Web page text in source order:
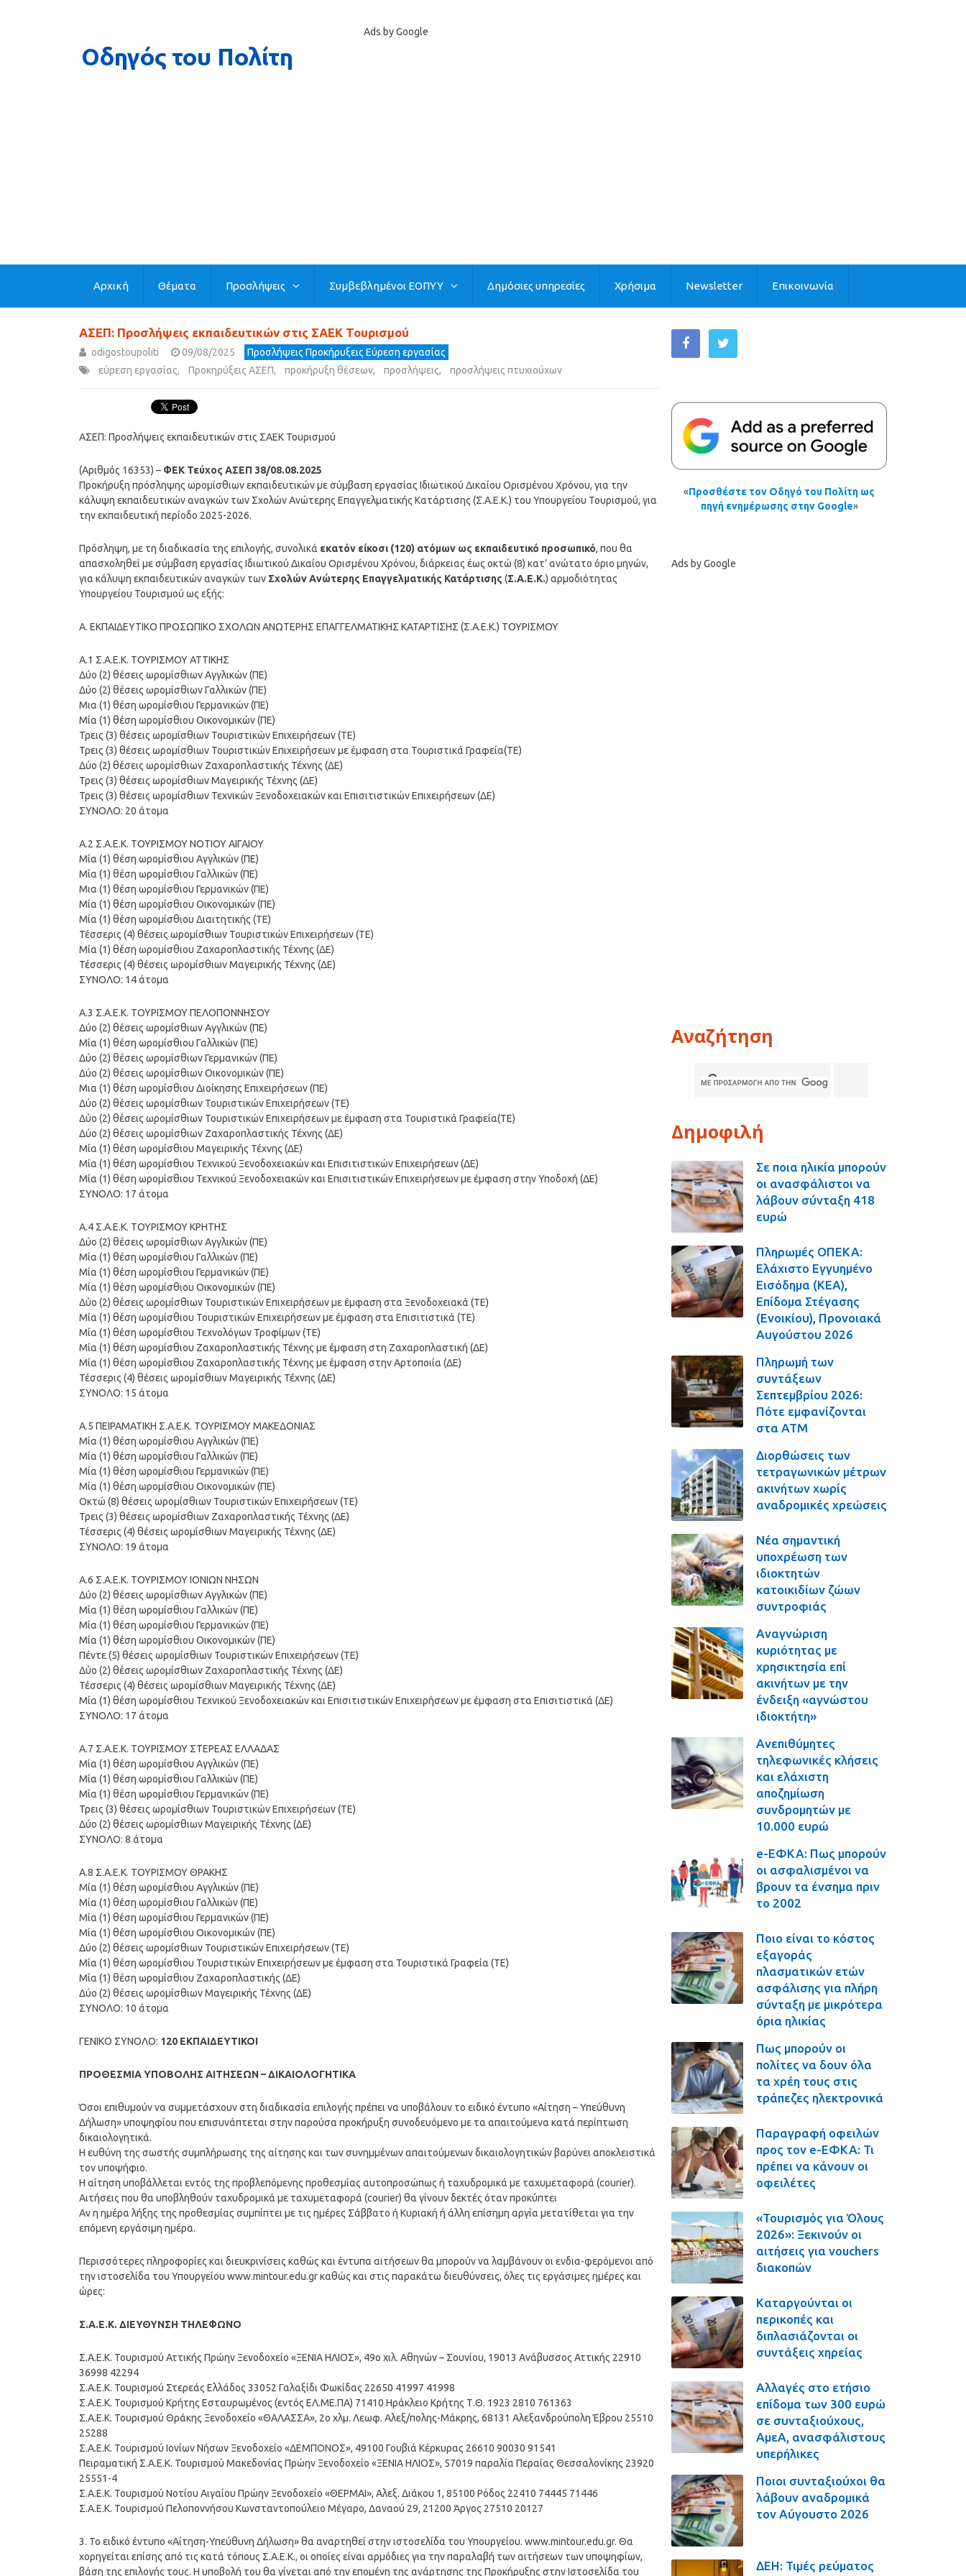
Ads by Google
Αρχική Θέματα Προσλήψεις Συμβεβλημένοι ΕΟΠΥΥ Δημόσιες υπηρεσίες Χρήσιμα Newsletter Επικοινωνία
ΑΣΕΠ: Προσλήψεις εκπαιδευτικών στις ΣΑΕΚ Τουρισμού
odigostoupoliti 09/08/2025
Προσλήψεις Προκήρυξεις Εύρεση εργασίας
εύρεση εργασίας, Προκηρύξεις ΑΣΕΠ, προκήρυξη θέσεων, προσλήψεις, προσλήψεις πτυχιούχων
ΑΣΕΠ: Προσλήψεις εκπαιδευτικών στις ΣΑΕΚ Τουρισμού
(Αριθμός 16353) – ΦΕΚ Τεύχος ΑΣΕΠ 38/08.08.2025
Προκήρυξη πρόσληψης ωρομίσθιων εκπαιδευτικών με σύμβαση εργασίας Ιδιωτικού Δικαίου Ορισμένου Χρόνου, για την
κάλυψη εκπαιδευτικών αναγκών των Σχολών Ανώτερης Επαγγελματικής Κατάρτισης (Σ.Α.Ε.Κ.) του Υπουργείου Τουρισμού, για
την εκπαιδευτική περίοδο 2025-2026.
Πρόσληψη, με τη διαδικασία της επιλογής, συνολικά εκατόν είκοσι (120) ατόμων ως εκπαιδευτικό προσωπικό, που θα
απασχοληθεί με σύμβαση εργασίας Ιδιωτικού Δικαίου Ορισμένου Χρόνου, διάρκειας έως οκτώ (8) κατ’ ανώτατο όριο μηνών,
για κάλυψη εκπαιδευτικών αναγκών των Σχολών Ανώτερης Επαγγελματικής Κατάρτισης (Σ.Α.Ε.Κ.) αρμοδιότητας
Υπουργείου Τουρισμού ως εξής:
Α. ΕΚΠΑΙΔΕΥΤΙΚΟ ΠΡΟΣΩΠΙΚΟ ΣΧΟΛΩΝ ΑΝΩΤΕΡΗΣ ΕΠΑΓΓΕΛΜΑΤΙΚΗΣ ΚΑΤΑΡΤΙΣΗΣ (Σ.Α.Ε.Κ.) ΤΟΥΡΙΣΜΟΥ
Α.1 Σ.Α.Ε.Κ. ΤΟΥΡΙΣΜΟΥ ΑΤΤΙΚΗΣ
Δύο (2) θέσεις ωρομίσθιων Αγγλικών (ΠΕ)
Δύο (2) θέσεις ωρομίσθιων Γαλλικών (ΠΕ)
Μια (1) θέση ωρομίσθιου Γερμανικών (ΠΕ)
Μία (1) θέση ωρομίσθιου Οικονομικών (ΠΕ)
Τρεις (3) θέσεις ωρομίσθιων Τουριστικών Επιχειρήσεων (ΤΕ)
Τρεις (3) θέσεις ωρομίσθιων Τουριστικών Επιχειρήσεων με έμφαση στα Τουριστικά Γραφεία(ΤΕ)
Δύο (2) θέσεις ωρομίσθιων Ζαχαροπλαστικής Τέχνης (ΔΕ)
Τρεις (3) θέσεις ωρομίσθιων Μαγειρικής Τέχνης (ΔΕ)
Τρεις (3) θέσεις ωρομίσθιων Τεχνικών Ξενοδοχειακών και Επισιτιστικών Επιχειρήσεων (ΔΕ)
ΣΥΝΟΛΟ: 20 άτομα
Α.2 Σ.Α.Ε.Κ. ΤΟΥΡΙΣΜΟΥ ΝΟΤΙΟΥ ΑΙΓΑΙΟΥ
Μία (1) θέση ωρομίσθιου Αγγλικών (ΠΕ)
Μία (1) θέση ωρομίσθιου Γαλλικών (ΠΕ)
Μια (1) θέση ωρομίσθιου Γερμανικών (ΠΕ)
Μία (1) θέση ωρομίσθιου Οικονομικών (ΠΕ)
Μία (1) θέση ωρομίσθιου Διαιτητικής (ΤΕ)
Τέσσερις (4) θέσεις ωρομίσθιων Τουριστικών Επιχειρήσεων (ΤΕ)
Μία (1) θέση ωρομίσθιου Ζαχαροπλαστικής Τέχνης (ΔΕ)
Τέσσερις (4) θέσεις ωρομίσθιων Μαγειρικής Τέχνης (ΔΕ)
ΣΥΝΟΛΟ: 14 άτομα
Α.3 Σ.Α.Ε.Κ. ΤΟΥΡΙΣΜΟΥ ΠΕΛΟΠΟΝΝΗΣΟΥ
Δύο (2) θέσεις ωρομίσθιων Αγγλικών (ΠΕ)
Μία (1) θέση ωρομίσθιου Γαλλικών (ΠΕ)
Δύο (2) θέσεις ωρομίσθιων Γερμανικών (ΠΕ)
Δύο (2) θέσεις ωρομίσθιων Οικονομικών (ΠΕ)
Μια (1) θέση ωρομίσθιου Διοίκησης Επιχειρήσεων (ΠΕ)
Δύο (2) θέσεις ωρομίσθιων Τουριστικών Επιχειρήσεων (ΤΕ)
Δύο (2) θέσεις ωρομίσθιων Τουριστικών Επιχειρήσεων με έμφαση στα Τουριστικά Γραφεία(ΤΕ)
Δύο (2) θέσεις ωρομίσθιων Ζαχαροπλαστικής Τέχνης (ΔΕ)
Μία (1) θέση ωρομίσθιου Μαγειρικής Τέχνης (ΔΕ)
Μία (1) θέση ωρομίσθιου Τεχνικού Ξενοδοχειακών και Επισιτιστικών Επιχειρήσεων (ΔΕ)
Μία (1) θέση ωρομίσθιου Τεχνικού Ξενοδοχειακών και Επισιτιστικών Επιχειρήσεων με έμφαση στην Υποδοχή (ΔΕ)
ΣΥΝΟΛΟ: 17 άτομα
Α.4 Σ.Α.Ε.Κ. ΤΟΥΡΙΣΜΟΥ ΚΡΗΤΗΣ
Δύο (2) θέσεις ωρομίσθιων Αγγλικών (ΠΕ)
Μία (1) θέση ωρομίσθιου Γαλλικών (ΠΕ)
Μία (1) θέση ωρομίσθιου Γερμανικών (ΠΕ)
Μία (1) θέση ωρομίσθιου Οικονομικών (ΠΕ)
Δύο (2) θέσεις ωρομίσθιων Τουριστικών Επιχειρήσεων με έμφαση στα Ξενοδοχειακά (ΤΕ)
Μία (1) θέση ωρομίσθιου Τουριστικών Επιχειρήσεων με έμφαση στα Επισιτιστικά (ΤΕ)
Μία (1) θέση ωρομίσθιου Τεχνολόγων Τροφίμων (ΤΕ)
Μία (1) θέση ωρομίσθιου Ζαχαροπλαστικής Τέχνης με έμφαση στη Ζαχαροπλαστική (ΔΕ)
Μία (1) θέση ωρομίσθιου Ζαχαροπλαστικής Τέχνης με έμφαση στην Αρτοποιία (ΔΕ)
Τέσσερις (4) θέσεις ωρομίσθιων Μαγειρικής Τέχνης (ΔΕ)
ΣΥΝΟΛΟ: 15 άτομα
Α.5 ΠΕΙΡΑΜΑΤΙΚΗ Σ.Α.Ε.Κ. ΤΟΥΡΙΣΜΟΥ ΜΑΚΕΔΟΝΙΑΣ
Μία (1) θέση ωρομίσθιου Αγγλικών (ΠΕ)
Μία (1) θέση ωρομίσθιου Γαλλικών (ΠΕ)
Μία (1) θέση ωρομίσθιου Γερμανικών (ΠΕ)
Μία (1) θέση ωρομίσθιου Οικονομικών (ΠΕ)
Οκτώ (8) θέσεις ωρομίσθιων Τουριστικών Επιχειρήσεων (ΤΕ)
Τρεις (3) θέσεις ωρομίσθιων Ζαχαροπλαστικής Τέχνης (ΔΕ)
Τέσσερις (4) θέσεις ωρομίσθιων Μαγειρικής Τέχνης (ΔΕ)
ΣΥΝΟΛΟ: 19 άτομα
Α.6 Σ.Α.Ε.Κ. ΤΟΥΡΙΣΜΟΥ ΙΟΝΙΩΝ ΝΗΣΩΝ
Δύο (2) θέσεις ωρομίσθιων Αγγλικών (ΠΕ)
Μία (1) θέση ωρομίσθιου Γαλλικών (ΠΕ)
Μία (1) θέση ωρομίσθιου Γερμανικών (ΠΕ)
Μία (1) θέση ωρομίσθιου Οικονομικών (ΠΕ)
Πέντε (5) θέσεις ωρομίσθιων Τουριστικών Επιχειρήσεων (ΤΕ)
Δύο (2) θέσεις ωρομίσθιων Ζαχαροπλαστικής Τέχνης (ΔΕ)
Τέσσερις (4) θέσεις ωρομίσθιων Μαγειρικής Τέχνης (ΔΕ)
Μία (1) θέση ωρομίσθιου Τεχνικού Ξενοδοχειακών και Επισιτιστικών Επιχειρήσεων με έμφαση στα Επισιτιστικά (ΔΕ)
ΣΥΝΟΛΟ: 17 άτομα
Α.7 Σ.Α.Ε.Κ. ΤΟΥΡΙΣΜΟΥ ΣΤΕΡΕΑΣ ΕΛΛΑΔΑΣ
Μία (1) θέση ωρομίσθιου Αγγλικών (ΠΕ)
Μία (1) θέση ωρομίσθιου Γαλλικών (ΠΕ)
Μία (1) θέση ωρομίσθιου Γερμανικών (ΠΕ)
Τρεις (3) θέσεις ωρομίσθιων Τουριστικών Επιχειρήσεων (ΤΕ)
Δύο (2) θέσεις ωρομίσθιων Μαγειρικής Τέχνης (ΔΕ)
ΣΥΝΟΛΟ: 8 άτομα
Α.8 Σ.Α.Ε.Κ. ΤΟΥΡΙΣΜΟΥ ΘΡΑΚΗΣ
Μία (1) θέση ωρομίσθιου Αγγλικών (ΠΕ)
Μία (1) θέση ωρομίσθιου Γαλλικών (ΠΕ)
Μία (1) θέση ωρομίσθιου Γερμανικών (ΠΕ)
Μία (1) θέση ωρομίσθιου Οικονομικών (ΠΕ)
Δύο (2) θέσεις ωρομίσθιων Τουριστικών Επιχειρήσεων (ΤΕ)
Μία (1) θέση ωρομίσθιου Τουριστικών Επιχειρήσεων με έμφαση στα Τουριστικά Γραφεία (ΤΕ)
Μία (1) θέση ωρομίσθιου Ζαχαροπλαστικής (ΔΕ)
Δύο (2) θέσεις ωρομίσθιων Μαγειρικής Τέχνης (ΔΕ)
ΣΥΝΟΛΟ: 10 άτομα
ΓΕΝΙΚΟ ΣΥΝΟΛΟ: 120 ΕΚΠΑΙΔΕΥΤΙΚΟΙ
ΠΡΟΘΕΣΜΙΑ ΥΠΟΒΟΛΗΣ ΑΙΤΗΣΕΩΝ – ΔΙΚΑΙΟΛΟΓΗΤΙΚΑ
Όσοι επιθυμούν να συμμετάσχουν στη διαδικασία επιλογής πρέπει να υποβάλουν το ειδικό έντυπο «Αίτηση – Υπεύθυνη
Δήλωση» υποψηφίου που επισυνάπτεται στην παρούσα προκήρυξη συνοδευόμενο με τα απαιτούμενα κατά περίπτωση
δικαιολογητικά.
Η ευθύνη της σωστής συμπλήρωσης της αίτησης και των συνημμένων απαιτούμενων δικαιολογητικών βαρύνει αποκλειστικά
τον υποψήφιο.
Η αίτηση υποβάλλεται εντός της προβλεπόμενης προθεσμίας αυτοπροσώπως ή ταχυδρομικά με ταχυμεταφορά (courier).
Αιτήσεις που θα υποβληθούν ταχυδρομικά με ταχυμεταφορά (courier) θα γίνουν δεκτές όταν προκύπτει
Αν η ημέρα λήξης της προθεσμίας συμπίπτει με τις ημέρες Σάββατο ή Κυριακή ή άλλη επίσημη αργία μετατίθεται για την
επόμενη εργάσιμη ημέρα.
Περισσότερες πληροφορίες και διευκρινίσεις καθώς και έντυπα αιτήσεων θα μπορούν να λαμβάνουν οι ενδια-φερόμενοι από
την ιστοσελίδα του Υπουργείου www.mintour.edu.gr καθώς και στις παρακάτω διευθύνσεις, όλες τις εργάσιμες ημέρες και
ώρες:
Σ.Α.Ε.Κ. ΔΙΕΥΘΥΝΣΗ ΤΗΛΕΦΩΝΟ
Σ.Α.Ε.Κ. Τουρισμού Αττικής Πρώην Ξενοδοχείο «ΞΕΝΙΑ ΗΛΙΟΣ», 49ο χιλ. Αθηνών – Σουνίου, 19013 Ανάβυσσος Αττικής 22910
36998 42294
Σ.Α.Ε.Κ. Τουρισμού Στερεάς Ελλάδος 33052 Γαλαξίδι Φωκίδας 22650 41997 41998
Σ.Α.Ε.Κ. Τουρισμού Κρήτης Εσταυρωμένος (εντός ΕΛ.ΜΕ.ΠΑ) 71410 Ηράκλειο Κρήτης Τ.Θ. 1923 2810 761363
Σ.Α.Ε.Κ. Τουρισμού Θράκης Ξενοδοχείο «ΘΑΛΑΣΣΑ», 2o χλμ. Λεωφ. Αλεξ/πολης-Μάκρης, 68131 Αλεξανδρούπολη Έβρου 25510
25288
Σ.Α.Ε.Κ. Τουρισμού Ιονίων Νήσων Ξενοδοχείο «ΔΕΜΠΟΝΟΣ», 49100 Γουβιά Κέρκυρας 26610 90030 91541
Πειραματική Σ.Α.Ε.Κ. Τουρισμού Μακεδονίας Πρώην Ξενοδοχείο «ΞΕΝΙΑ ΗΛΙΟΣ», 57019 παραλία Περαίας Θεσσαλονίκης 23920
25551-4
Σ.Α.Ε.Κ. Τουρισμού Νοτίου Αιγαίου Πρώην Ξενοδοχείο «ΘΕΡΜΑΙ», Αλεξ. Διάκου 1, 85100 Ρόδος 22410 74445 71446
Σ.Α.Ε.Κ. Τουρισμού Πελοποννήσου Κωνσταντοπούλειο Μέγαρο, Δαναού 29, 21200 Άργος 27510 20127
3. Το ειδικό έντυπο «Αίτηση-Υπεύθυνη Δήλωση» θα αναρτηθεί στην ιστοσελίδα του Υπουργείου. www.mintour.edu.gr. Θα
χορηγείται επίσης από τις κατά τόπους Σ.Α.Ε.Κ., οι οποίες είναι αρμόδιες για την παραλαβή των αιτήσεων των υποψηφίων,
βάση της επιλογής τους. Η υποβολή του θα γίνεται από την επομένη της ανάρτησης της Προκήρυξης στην Ιστοσελίδα του
«Προσθέστε τον Οδηγό του Πολίτη ως
πηγή ενημέρωσης στην Google»
Ads by Google
Αναζήτηση
Δημοφιλή
Σε ποια ηλικία μπορούν
οι ανασφάλιστοι να
λάβουν σύνταξη 418
ευρώ
Πληρωμές ΟΠΕΚΑ:
Ελάχιστο Εγγυημένο
Εισόδημα (ΚΕΑ),
Επίδομα Στέγασης
(Ενοικίου), Προνοιακά
Αυγούστου 2026
Πληρωμή των
συντάξεων
Σεπτεμβρίου 2026:
Πότε εμφανίζονται
στα ΑΤΜ
Διορθώσεις των
τετραγωνικών μέτρων
ακινήτων χωρίς
αναδρομικές χρεώσεις
Νέα σημαντική
υποχρέωση των
ιδιοκτητών
κατοικιδίων ζώων
συντροφιάς
Αναγνώριση
κυριότητας με
χρησικτησία επί
ακινήτων με την
ένδειξη «αγνώστου
ιδιοκτήτη»
Ανεπιθύμητες
τηλεφωνικές κλήσεις
και ελάχιστη
αποζημίωση
συνδρομητών με
10.000 ευρώ
e-ΕΦΚΑ: Πως μπορούν
οι ασφαλισμένοι να
βρουν τα ένσημα πριν
το 2002
Ποιο είναι το κόστος
εξαγοράς
πλασματικών ετών
ασφάλισης για πλήρη
σύνταξη με μικρότερα
όρια ηλικίας
Πως μπορούν οι
πολίτες να δουν όλα
τα χρέη τους στις
τράπεζες ηλεκτρονικά
Παραγραφή οφειλών
προς τον e-ΕΦΚΑ: Τι
πρέπει να κάνουν οι
οφειλέτες
«Τουρισμός για Όλους
2026»: Ξεκινούν οι
αιτήσεις για vouchers
διακοπών
Καταργούνται οι
περικοπές και
διπλασιάζονται οι
συντάξεις χηρείας
Αλλαγές στο ετήσιο
επίδομα των 300 ευρώ
σε συνταξιούχους,
ΑμεΑ, ανασφάλιστους
υπερήλικες
Ποιοι συνταξιούχοι θα
λάβουν αναδρομικά
τον Αύγουστο 2026
ΔΕΗ: Τιμές ρεύματος